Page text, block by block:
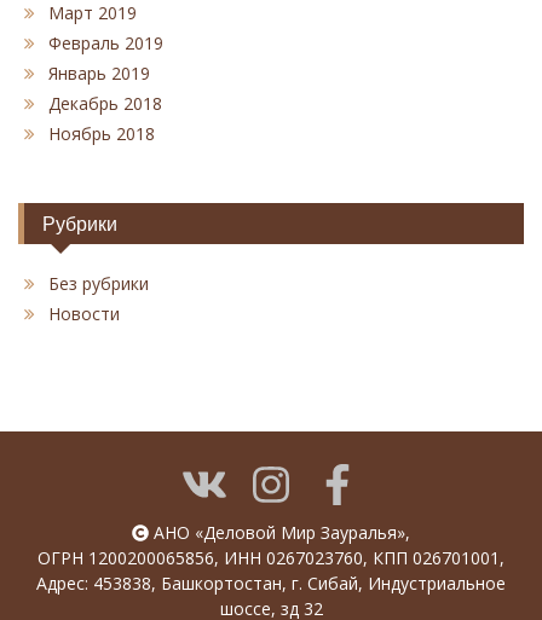
Март 2019
Февраль 2019
Январь 2019
Декабрь 2018
Ноябрь 2018
Рубрики
Без рубрики
Новости
АНО «Деловой Мир Зауралья»,
ОГРН 1200200065856, ИНН 0267023760, КПП 026701001,
Адрес: 453838, Башкортостан, г. Сибай, Индустриальное
шоссе, зд 32